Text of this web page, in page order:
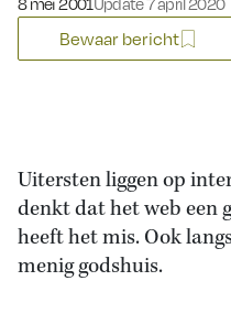
Bewaar bericht
Uitersten liggen op
denkt dat het web een
heeft het mis. Ook
menig godshuis.